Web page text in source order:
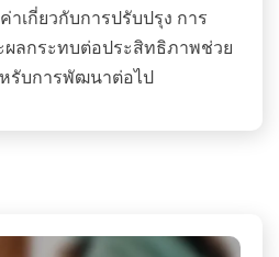
เกี่ยวกับการปรับปรุง การ
ลกระทบต่อประสิทธิภาพช่วย
รับการพัฒนาต่อไป